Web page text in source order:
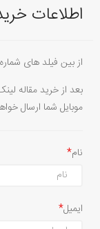
اطلاعات
از بین فیلد های
بعد از خرید مقاله
موبایل شما ارسال
نام
ایمیل